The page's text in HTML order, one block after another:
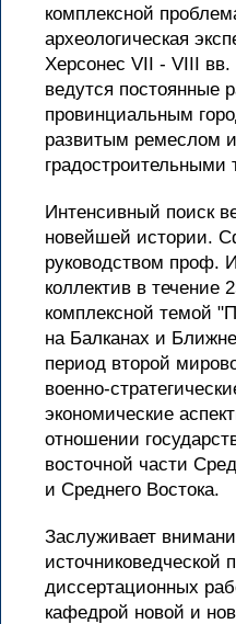
комплексной
археологическая
Херсонес VII - VIII вв.
ведутся постоянные
провинциальным
развитым ремеслом
градостроительными
Интенсивный поиск
новейшей истории.
руководством проф.
коллектив в течение
комплексной темой
на Балканах и
период второй
военно-
экономические
отношении
восточной части
и Среднего Востока.
Заслуживает
источниковедческой
диссертационных
кафедрой новой и